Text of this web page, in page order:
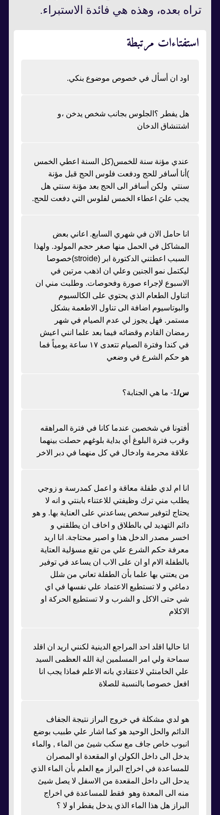
تراه بعده، وهذه هي فائدة الاستبراء.
استفتاءات مرتبطة
اود ان أسأل في خصوص موضوع بنكي.
هل يفطر ؟الجلوس بجانب شخص يدخن ،و
اشتنشاق الدخان
عندي مؤنة سنة للخمس(كل السنة اعطي الخمس
)أنا أسافر للحج ودفعت فلوس الحج قبل مؤنة
سنتي ولكن أسافر الى الحج بعد مؤنة سنتي هل
يجب عليَ اعطاء الخمس لفلوس التي دفعت للحج.
انا حامل الان في شهري السابع. اعاني بعض
المشاكل في الحمل منها صغر حجم المولود. ولهذا
السبب اعطتني الدكتورة ابر (stroide)خصوصا
ليكتمل نمو الجنين وعلي ان اذهب مرتين في
الاسبوع لإجراء صورة وفحوصات. وطلبت مني ان
اتناول الطعام الذي يحتوي على الكالسيوم
والبوتاسيوم اضافة الى تناول الاطعمة بشكل
مستمر. فهل يجوز لي عدم الصيام في شهر
رمضان القادم وقضائه فيما بعد علما انني اعيش
في كندا وفترة الصيام تتعدى ١٧ ساعة يومياً فما
هو حكم الشرع في وضعي
س/1- ما هي الجنابة؟
أفتونا في شخصين عندما كانا في فترة المراهقه
وقرب فترة البلوغ أي بداية بلوغهم حصلت بينهما
علاقة محرمة وادخال في كل منهما في دبر الاخر
انا ام لدي طفلة معاقة و اعمل كمدرسة و زوجي
يطلب مني ترك وظيفتي للاعتناء بابنتي و انه لا
يحتاج لتوفير سخص يساعدني على العناية بها. و هو
دائم التهديد لي بالطلاق و اخاف ان يطلقني و
اخسر مصدر الدخل هذا و اصير محتاجة. انا اريد
معرفة حكم الشرع علي من تقع مسؤلية العتاية
بالطفلة الام او ان على الاب ان يساعد في توفير
من يعتني بها علما بأن الطفلة تعاني من شلل
دماغي و لا تستطيع الاعتماد علي نفسها في اي
شي حتى الاكل و الشرب و لا تستطيع الحركة او
الاكلام
انا حاليا اقلد احد المراجع الدينية لكنني اريد ان اقلد
سماحة ولي امر المسلمين اية الله العظمى السيد
علي الخامنئي لاعتقادي بانه الاعلم فماذا يجب انا
افعل خصوصا بالنسبة للصلاة
هو لدي مشكلة في خروج البراز نتيجة الجفاف
الدائم والحل الوحيد هو كما اشار علي طبيب بوضع
انبوب خاص جاف مع سكب شيئ من الماء , والماء
يدخل الى داخل الكولن او المقعدة او المصران
للمساعدة في اخراج البراز مع العلم بأن الماء الذي
يدحل الى داخل المقعدة من الاسفل لا يصل شيئ
منه الى المعدة وهو فقط للمساعدة في اخراج
البراز هل هذا الماء الذي يدخل يفطر او لا ؟